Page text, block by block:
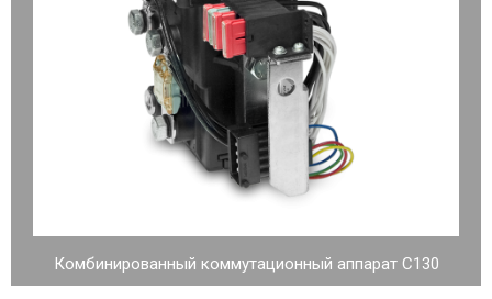
Комбинированный коммутационный аппарат C130